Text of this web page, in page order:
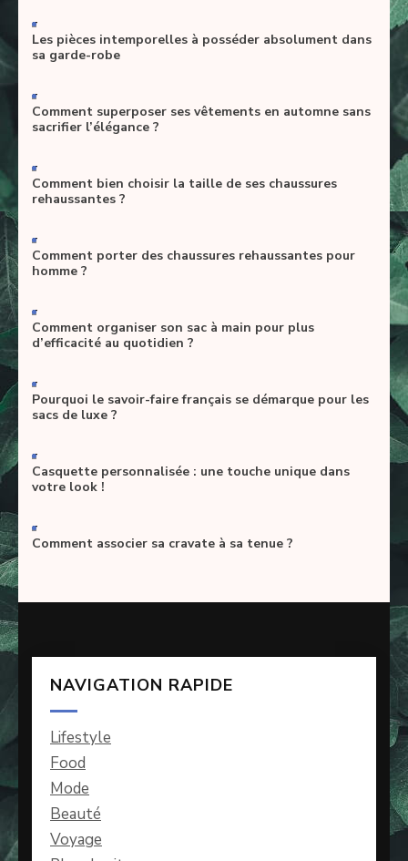
-
Les pièces intemporelles à posséder absolument dans
sa garde-robe
-
Comment superposer ses vêtements en automne sans
sacrifier l’élégance ?
-
Comment bien choisir la taille de ses chaussures
rehaussantes ?
-
Comment porter des chaussures rehaussantes pour
homme ?
-
Comment organiser son sac à main pour plus
d’efficacité au quotidien ?
-
Pourquoi le savoir-faire français se démarque pour les
sacs de luxe ?
-
Casquette personnalisée : une touche unique dans
votre look !
-
Comment associer sa cravate à sa tenue ?
NAVIGATION RAPIDE
Lifestyle
Food
Mode
Beauté
Voyage